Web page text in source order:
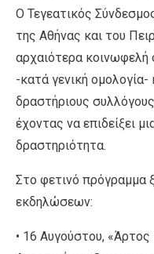
Ο Τεγεατικός
της Αθήνας και του
αρχαιότερα κοινωφελή
-κατά γενική
δραστήριους
έχοντας να επιδείξει
δραστηριότητα.
Στο φετινό πρόγραμμα
εκδηλώσεων:
• 16 Αυγούστου,